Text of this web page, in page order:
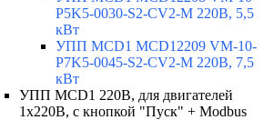
P5K5-0030-S2-CV2-M 220В, 5,5
кВт
УПП MCD1 MCD12209 VM-10-
P7K5-0045-S2-CV2-M 220В, 7,5
кВт
УПП MCD1 220В, для двигателей
1х220В, с кнопкой "Пуск" + Modbus